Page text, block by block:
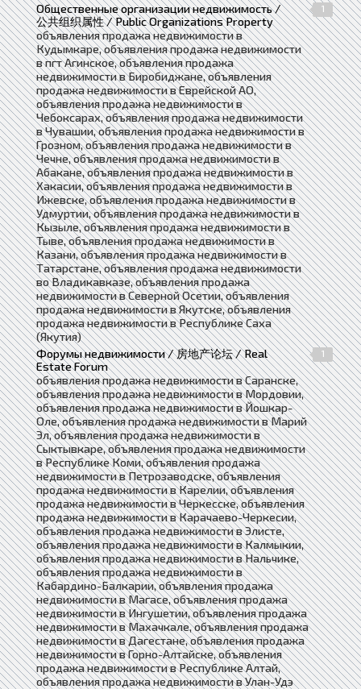
Общественные организации недвижимость /
公共组织属性 / Public Organizations Property
1
объявления продажа недвижимости в
Кудымкаре, объявления продажа недвижимости
в пгт Агинское, объявления продажа
недвижимости в Биробиджане, объявления
продажа недвижимости в Еврейской АО,
объявления продажа недвижимости в
Чебоксарах, объявления продажа недвижимости
в Чувашии, объявления продажа недвижимости в
Грозном, объявления продажа недвижимости в
Чечне, объявления продажа недвижимости в
Абакане, объявления продажа недвижимости в
Хакасии, объявления продажа недвижимости в
Ижевске, объявления продажа недвижимости в
Удмуртии, объявления продажа недвижимости в
Кызыле, объявления продажа недвижимости в
Тыве, объявления продажа недвижимости в
Казани, объявления продажа недвижимости в
Татарстане, объявления продажа недвижимости
во Владикавказе, объявления продажа
недвижимости в Северной Осетии, объявления
продажа недвижимости в Якутске, объявления
продажа недвижимости в Республике Саха
(Якутия)
Форумы недвижимости / 房地产论坛 / Real
Estate Forum
1
объявления продажа недвижимости в Саранске,
объявления продажа недвижимости в Мордовии,
объявления продажа недвижимости в Йошкар-
Оле, объявления продажа недвижимости в Марий
Эл, объявления продажа недвижимости в
Сыктывкаре, объявления продажа недвижимости
в Республике Коми, объявления продажа
недвижимости в Петрозаводске, объявления
продажа недвижимости в Карелии, объявления
продажа недвижимости в Черкесске, объявления
продажа недвижимости в Карачаево-Черкесии,
объявления продажа недвижимости в Элисте,
объявления продажа недвижимости в Калмыкии,
объявления продажа недвижимости в Нальчике,
объявления продажа недвижимости в
Кабардино-Балкарии, объявления продажа
недвижимости в Магасе, объявления продажа
недвижимости в Ингушетии, объявления продажа
недвижимости в Махачкале, объявления продажа
недвижимости в Дагестане, объявления продажа
недвижимости в Горно-Алтайске, объявления
продажа недвижимости в Республике Алтай,
объявления продажа недвижимости в Улан-Удэ